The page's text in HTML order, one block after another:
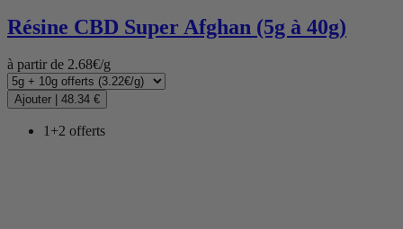
(1 avis)
Résine CBD Super Afghan (5g à 40g)
à partir de 2.68€/g
Ajouter 48.34 €
1+2 offerts